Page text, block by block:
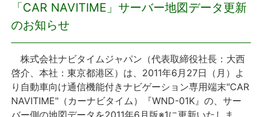
プレスリリース
プレスリリース
おしらせ
サービス
「CAR NAVITIME」サーバー地図データ更新
のお知らせ
株式会社ナビタイムジャパン（代表取締役社長：大西
啓介、本社：東京都港区）は、2011年6月27日（月）よ
り自動車向け通信機能付きナビゲーション専用端末"CAR
NAVITIME"（カーナビタイム）『WND-01K』の、サー
バー側の地図データを2011年6月版※1に更新いたしま